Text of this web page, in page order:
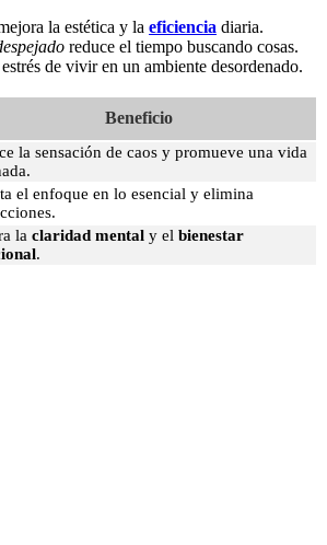
la estética y la eficiencia diaria.
reduce el tiempo buscando cosas.
de vivir en un ambiente desordenado.
Beneficio
la sensación de caos y promueve una vida
el enfoque en lo esencial y elimina
la claridad mental y el bienestar
.